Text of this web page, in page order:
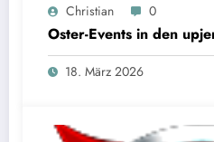
Christian 0
Oster-Events in den
18. März 2026